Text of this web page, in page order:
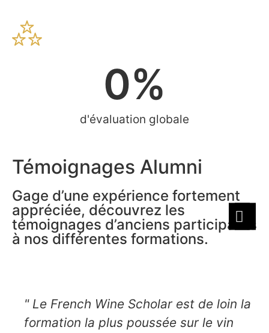
d'évaluation globale
0%
Témoignages Alumni
Gage d’une expérience fortement
appréciée, découvrez les
témoignages d’anciens participants
à nos différentes formations.
" Le French Wine Scholar est de loin la
formation la plus poussée sur le vin